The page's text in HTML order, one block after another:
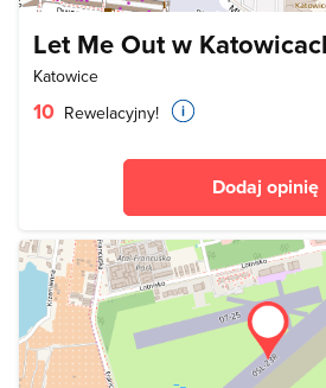
Let Me Out w
Katowice
10 Rewelacyjny!
Dodaj opinię